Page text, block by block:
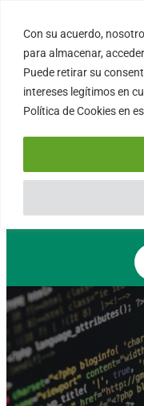
Con su acuerdo,
para almacenar,
Puede retirar su
intereses legítimos en
Política de Cookies en
contenido
SLA
0034
Lun –